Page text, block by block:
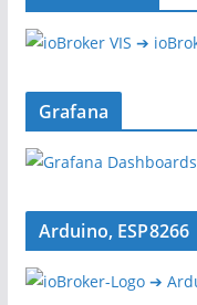
➔
Grafana
Arduino, ESP8266
➔